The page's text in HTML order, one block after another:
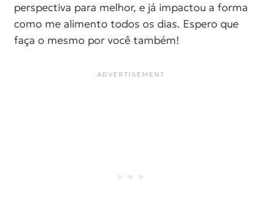
perspectiva para melhor, e já impactou a forma
como me alimento todos os dias. Espero que
faça o mesmo por você também!